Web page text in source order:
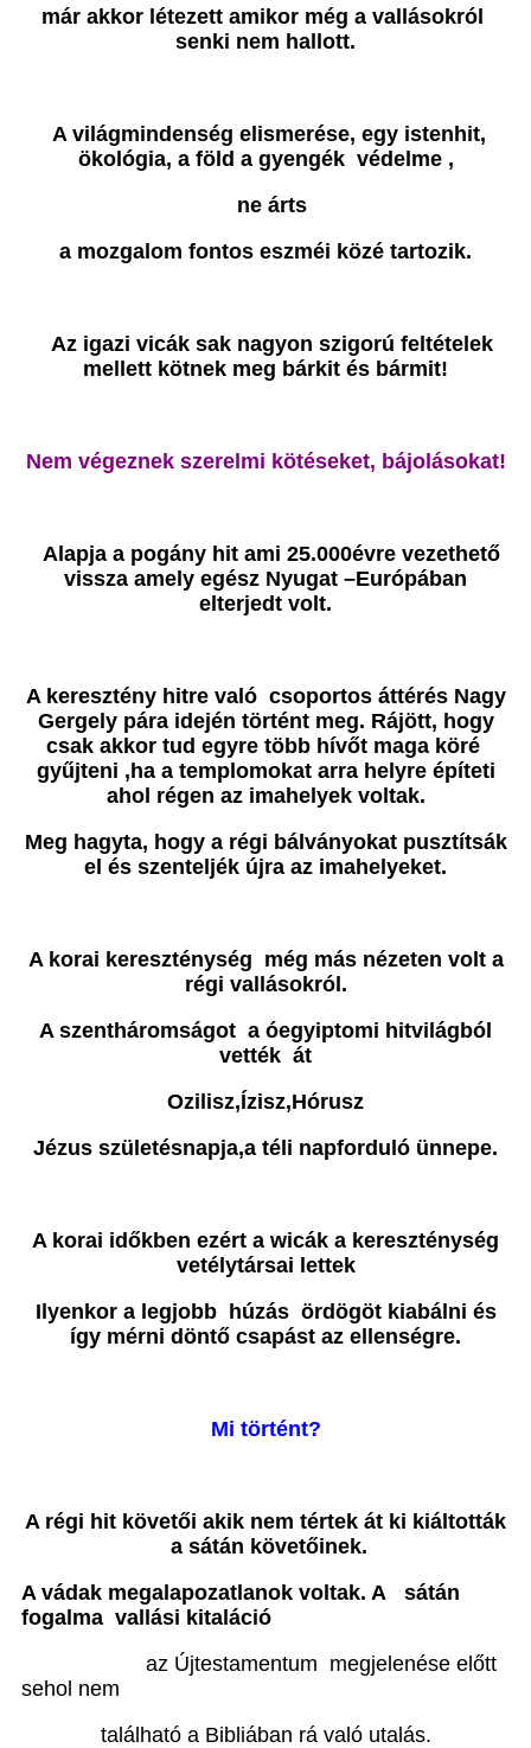
már akkor létezett amikor még a vallásokról
senki nem hallott.
A világmindenség elismerése, egy istenhit,
ökológia, a föld a gyengék védelme ,
ne árts
a mozgalom fontos eszméi közé tartozik.
Az igazi vicák sak nagyon szigorú feltételek
mellett kötnek meg bárkit és bármit!
Nem végeznek szerelmi kötéseket, bájolásokat!
Alapja a pogány hit ami 25.000évre vezethető
vissza amely egész Nyugat –Európában
elterjedt volt.
A keresztény hitre való csoportos áttérés Nagy
Gergely pára idején történt meg. Rájött, hogy
csak akkor tud egyre több hívőt maga köré
gyűjteni ,ha a templomokat arra helyre építeti
ahol régen az imahelyek voltak.
Meg hagyta, hogy a régi bálványokat pusztítsák
el és szenteljék újra az imahelyeket.
A korai kereszténység még más nézeten volt a
régi vallásokról.
A szentháromságot a óegyiptomi hitvilágból
vették át
Ozilisz,Ízisz,Hórusz
Jézus születésnapja,a téli napforduló ünnepe.
A korai időkben ezért a wicák a kereszténység
vetélytársai lettek
Ilyenkor a legjobb húzás ördögöt kiabálni és
így mérni döntő csapást az ellenségre.
Mi történt?
A régi hit követői akik nem tértek át ki kiáltották
a sátán követőinek.
A vádak megalapozatlanok voltak. A sátán
fogalma vallási kitaláció
az Újtestamentum megjelenése előtt
sehol nem
található a Bibliában rá való utalás.